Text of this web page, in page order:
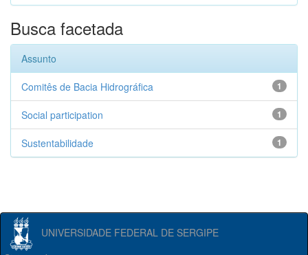
Busca facetada
Assunto
1
Comitês de Bacia Hidrográfica
1
Social participation
1
Sustentabilidade
UNIVERSIDADE FEDERAL DE SERGIPE